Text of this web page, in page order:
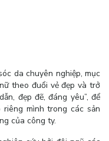
da chuyên nghiệp, mục
theo đuổi vẻ đẹp và trở
đẹp đẽ, đáng yêu”, để
mình trong các sản
của công ty.